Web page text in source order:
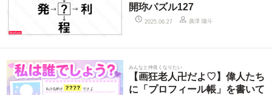
開珎パズル127
2025.06.27 廣澤 陽斗
みんなと仲良くなりたい
【画狂老人卍だよ♡】偉人たち
に「プロフィール帳」を書いて